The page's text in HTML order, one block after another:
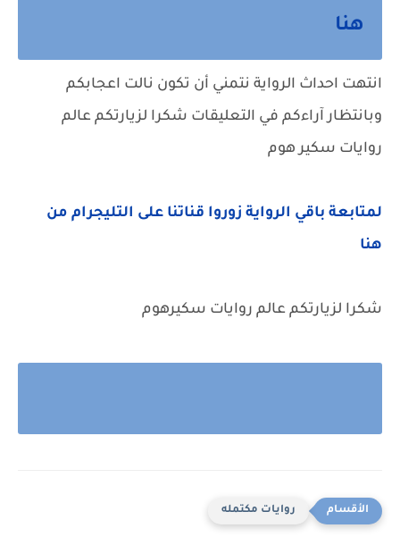
هنا
انتهت احداث الرواية نتمني أن تكون نالت اعجابكم
وبانتظار آراءكم في التعليقات شكرا لزيارتكم عالم
روايات سكير هوم
لمتابعة باقي الرواية زوروا قناتنا على التليجرام من
هنا
شكرا لزيارتكم عالم روايات سكيرهوم
روايات مكتمله